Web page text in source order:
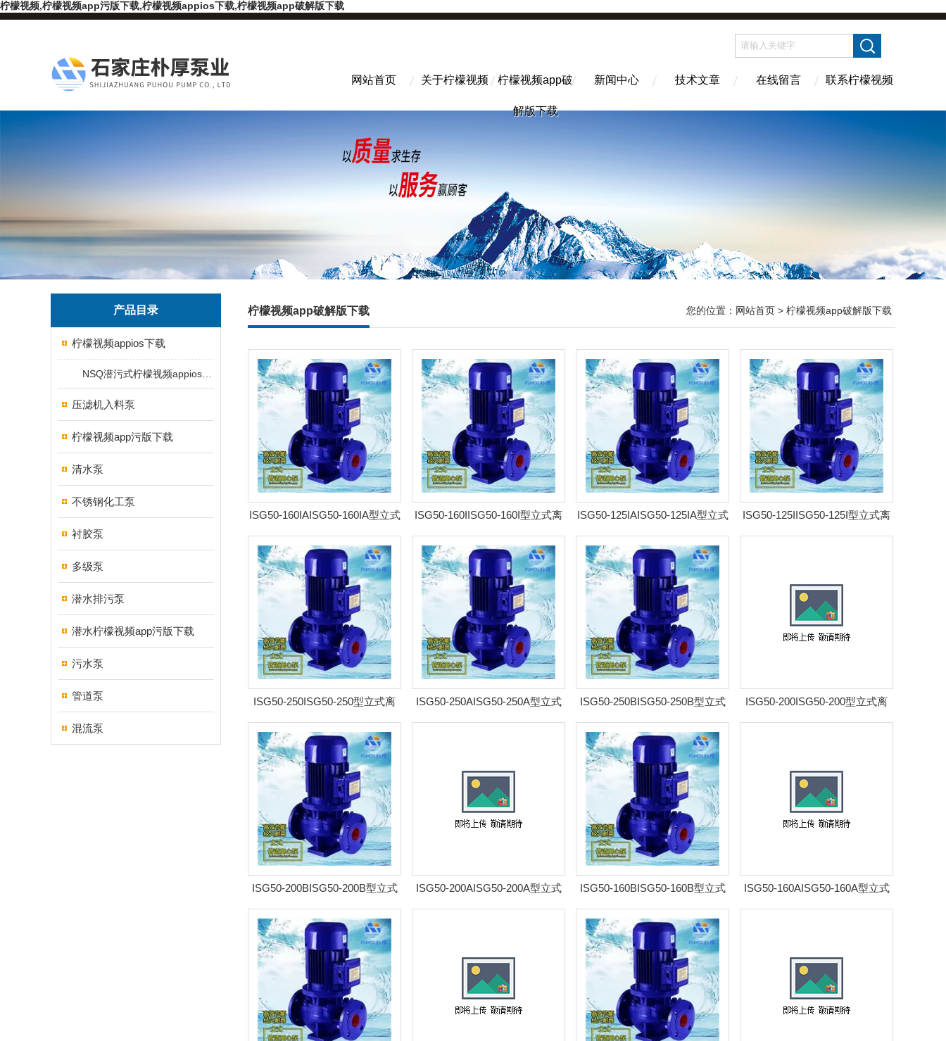
柠檬视频,柠檬视频app污版下载,柠檬视频appios下载,柠檬视频app破解版下载
网站首页 关于柠檬视频 柠檬视频app破
解版下载
新闻中心 技术文章 在线留言 联系柠檬视频
产品目录
柠檬视频appios下载
压滤机入料泵
柠檬视频app污版下载
清水泵
不锈钢化工泵
衬胶泵
多级泵
潜水排污泵
潜水柠檬视频app污版下载
污水泵
管道泵
混流泵
柠檬视频app破解版下载 您的位置： 网站首页 > 柠檬视频app破解版下载
ISG50-160IAISG50-160IA型立式
离心泵 耐腐管道泵
ISG50-160IISG50-160I型立式离
心泵 耐腐管道泵
ISG50-125IAISG50-125IA型立式
离心泵 耐腐管道泵
ISG50-125IISG50-125I型立式离
心泵 耐腐管道泵
ISG50-250ISG50-250型立式离
心泵 耐腐管道泵
ISG50-250AISG50-250A型立式
离心泵 耐腐管道泵
ISG50-250BISG50-250B型立式
离心泵 耐腐管道泵
ISG50-200ISG50-200型立式离
心泵 耐腐管道泵
ISG50-200BISG50-200B型立式
离心泵 耐腐管道泵
ISG50-200AISG50-200A型立式
离心泵 耐腐管道泵
ISG50-160BISG50-160B型立式
离心泵 耐腐管道泵
ISG50-160AISG50-160A型立式
离心泵 耐腐管道泵